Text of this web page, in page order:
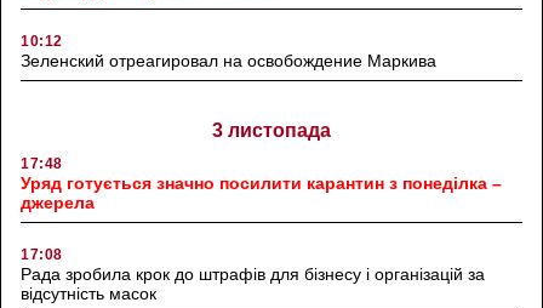
10:12
Зеленский отреагировал на освобождение Маркива
3 листопада
17:48
Уряд готується значно посилити карантин з понеділка –
джерела
17:08
Рада зробила крок до штрафів для бізнесу і організацій за
відсутність масок